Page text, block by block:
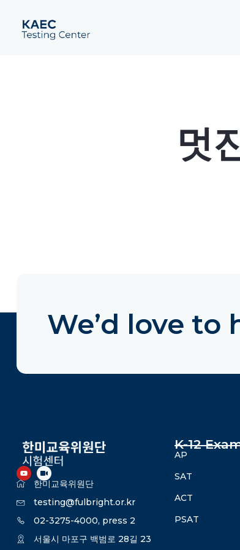
멋
We’d love to
한미교육위원단
testing@fulbright.or.kr
02-3275-4000, press 2
서울시 마포구 백범로 28길 23
K-12
AP
SAT
ACT
PSAT